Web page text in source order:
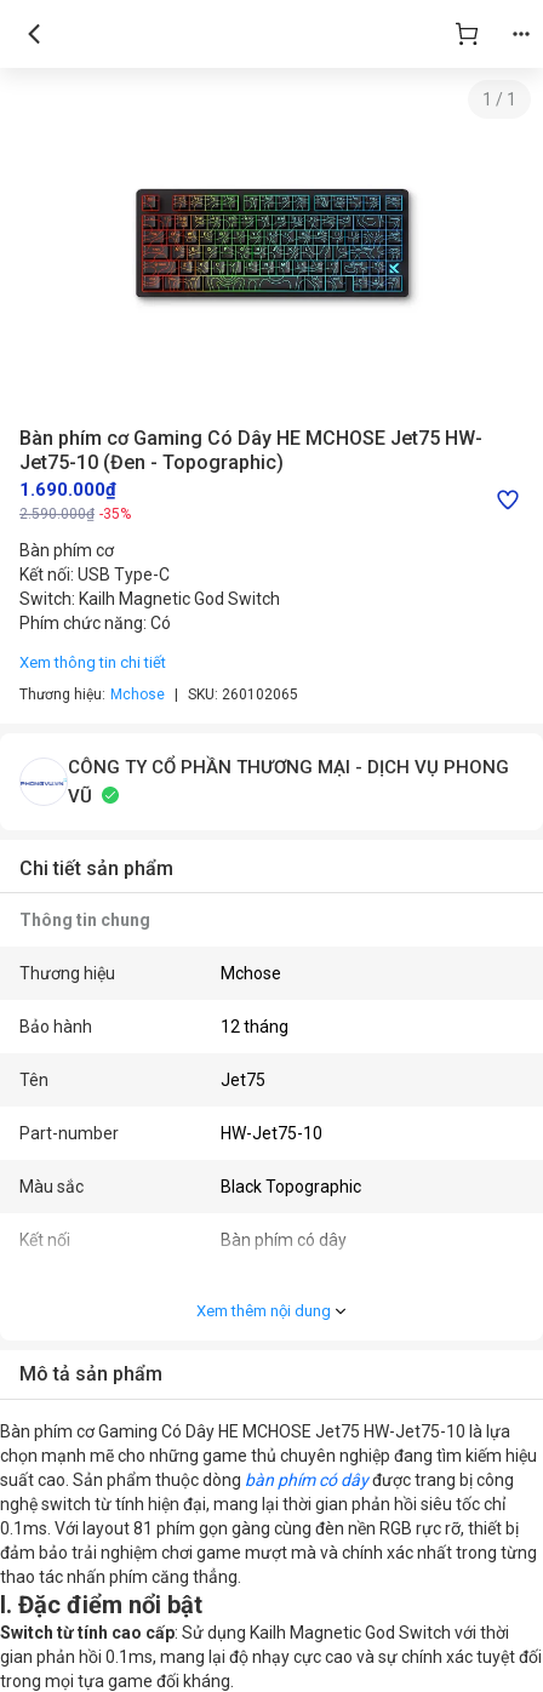
1 / 1
Bàn phím cơ Gaming Có Dây HE MCHOSE Jet75 HW-
Jet75-10 (Đen - Topographic)
1.690.000₫
2.590.000₫ -35%
Bàn phím cơ
Kết nối: USB Type-C
Switch: Kailh Magnetic God Switch
Phím chức năng: Có
Xem thông tin chi tiết
Thương hiệu: Mchose SKU: 260102065
CÔNG TY CỔ PHẦN THƯƠNG MẠI - DỊCH VỤ PHONG
VŨ
Chi tiết sản phẩm
Thông tin chung
Thương hiệu Mchose
Bảo hành 12 tháng
Tên Jet75
Part-number HW-Jet75-10
Màu sắc Black Topographic
Kết nối Bàn phím có dây
Loại bàn phím Bàn phím cơ
Nhu cầu Gaming
Cấu hình chi tiết
Đèn RGB
Kiểu switch
Thời gian phản hồi 0.1ms
Xem thêm nội dung
Mô tả sản phẩm
Bàn phím cơ Gaming Có Dây HE MCHOSE Jet75 HW-Jet75-10 là lựa
chọn mạnh mẽ cho những game thủ chuyên nghiệp đang tìm kiếm hiệu
suất cao. Sản phẩm thuộc dòng bàn phím có dâyđược trang bị công
nghệ switch từ tính hiện đại, mang lại thời gian phản hồi siêu tốc chỉ
0.1ms. Với layout 81 phím gọn gàng cùng đèn nền RGB rực rỡ, thiết bị
đảm bảo trải nghiệm chơi game mượt mà và chính xác nhất trong từng
thao tác nhấn phím căng thẳng.
I. Đặc điểm nổi bật
Switch từ tính cao cấp: Sử dụng Kailh Magnetic God Switch với thời
gian phản hồi 0.1ms, mang lại độ nhạy cực cao và sự chính xác tuyệt đối
trong mọi tựa game đối kháng.